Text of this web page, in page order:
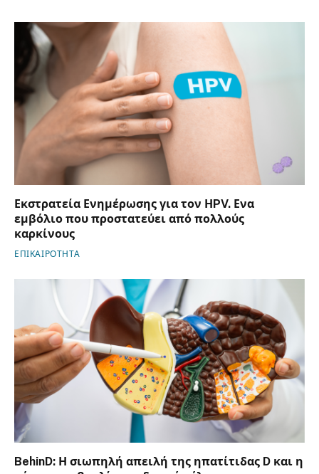
Εκστρατεία Ενημέρωσης για τον ΗPV. Ενα
εμβόλιο που προστατεύει από πολλούς
καρκίνους
ΕΠΙΚΑΙΡΟΤΗΤΑ
BehinD: Η σιωπηλή απειλή της ηπατίτιδας D και η